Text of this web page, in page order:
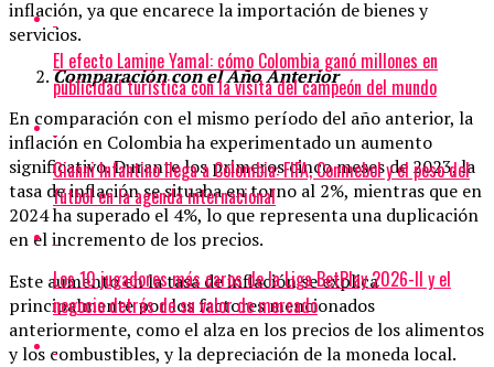
inflación, ya que encarece la importación de bienes y
servicios.
Comparación con el Año Anterior
En comparación con el mismo período del año anterior, la
inflación en Colombia ha experimentado un aumento
significativo. Durante los primeros cinco meses de 2023, la
tasa de inflación se situaba en torno al 2%, mientras que en
2024 ha superado el 4%, lo que representa una duplicación
en el incremento de los precios.
Este aumento en la tasa de inflación se explica
principalmente por los factores mencionados
anteriormente, como el alza en los precios de los alimentos
y los combustibles, y la depreciación de la moneda local.
El efecto Lamine Yamal: cómo Colombia ganó millones en
publicidad turística con la visita del campeón del mundo
Gianni Infantino llega a Colombia: FIFA, Conmebol y el peso del
fútbol en la agenda internacional
Los 10 jugadores más caros de la Liga BetPlay 2026-II y el
negocio detrás de su valor de mercado